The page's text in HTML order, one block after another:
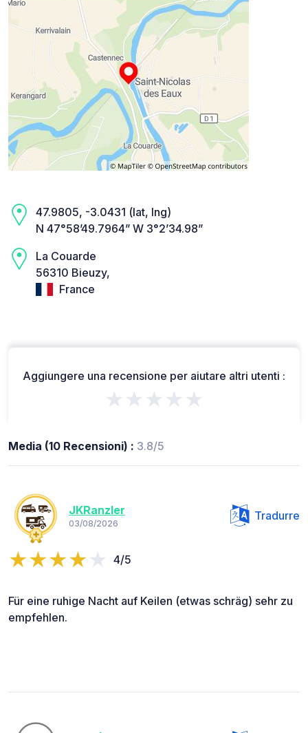
47.9805, -3.0431 (lat, lng)
N 47°58’49.7964” W 3°2’34.98”
La Couarde
56310 Bieuzy,
France
Aggiungere una recensione per aiutare altri utenti :
★★★★★
Media (10 Recensioni) : 3.8/5
JKRanzler
03/08/2026
Tradurre
4/5
Für eine ruhige Nacht auf Keilen (etwas schräg) sehr zu
empfehlen.